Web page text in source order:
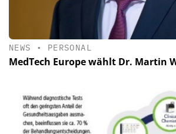
NEWS • PERSONAL
MedTech Europe wählt Dr. Martin